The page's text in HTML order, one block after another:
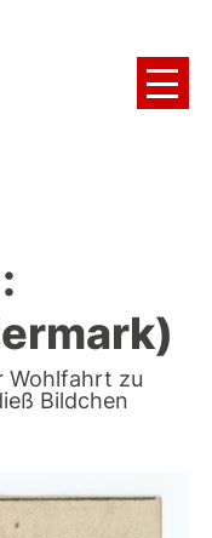
Wohlfahrt zu
Bildchen